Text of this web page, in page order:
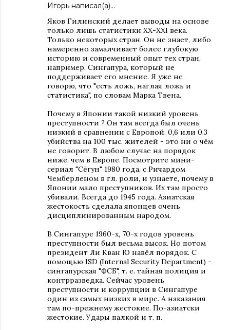
Игорь написал(а)…
Яков Гилинский делает выводы на основе
только лишь статистики ХХ-ХХI века.
Только некоторых стран. Он не знает, либо
намеренно замалчивает более глубокую
историю и современный опыт тех стран,
например, Сингапура, который не
поддерживает его мнение. Я уже не
говорю, что "есть ложь, наглая ложь и
статистика", по словам Марка Твена.
Почему в Японии такой низкий уровень
преступности ? Он там всегда был очень
низкий в сравнении с Европой. 0,6 или 0.3
убийства на 100 тыс. жителей - это ни о чём
не говорит. В любом случае на порядок
ниже, чем в Европе. Посмотрите мини-
сериал "Сёгун" 1980 года, с Ричардом
Чемберленом в гл. роли, и узнаете, почему в
Японии мало преступников. Их там просто
убивали. Всегда до 1945 года. Азиатская
жестокость сделала японцев очень
дисциплинированным народом.
В Сингапуре 1960-х, 70-х годов уровень
преступности был весьма высок. Но потом
президент Ли Кван Ю навёл порядок. С
помощью ISD (Internal Security Department) -
сингапурская "ФСБ", т. е. тайная полиция и
контрразведка. Сейчас уровень
преступности и коррупции в Сингапуре
один из самых низких в мире. А наказания
там по-прежнему жестокие. По-азиатски
жестокие. Удары палкой и т. п.